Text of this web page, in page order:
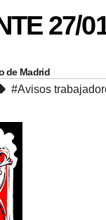
27/
de Madrid
#Avisos